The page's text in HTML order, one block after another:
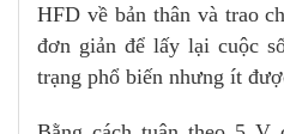
HFD về bản thân và trao
đơn giản để lấy lại cuộc
trạng phổ biến nhưng ít